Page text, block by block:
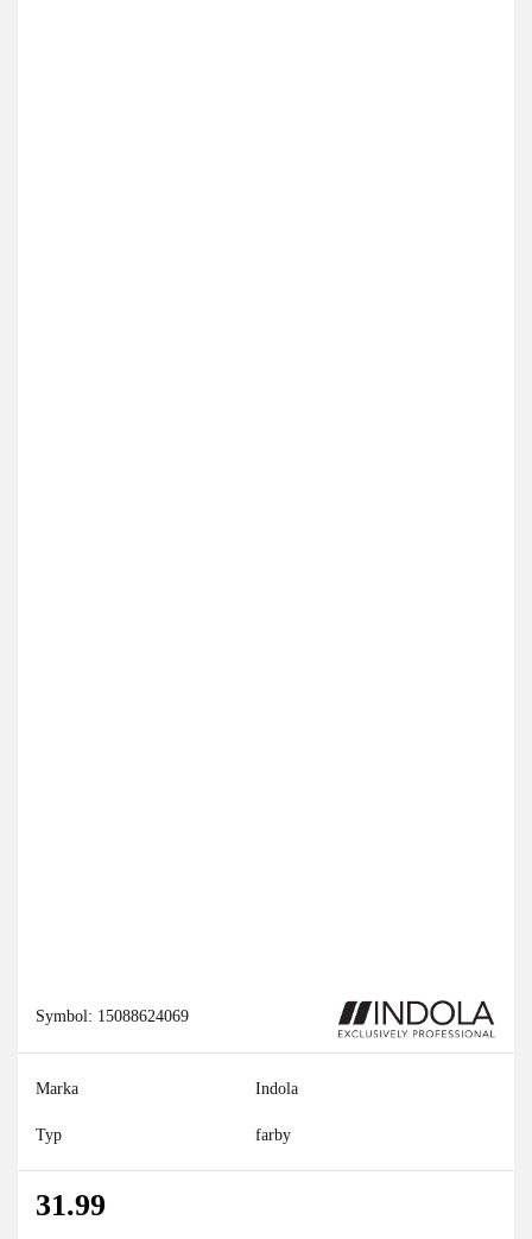
Symbol: 15088624069
Marka Indola
Typ farby
31.99